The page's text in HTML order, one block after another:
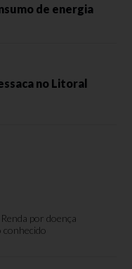
de energia
no Litoral
por doença
conhecido